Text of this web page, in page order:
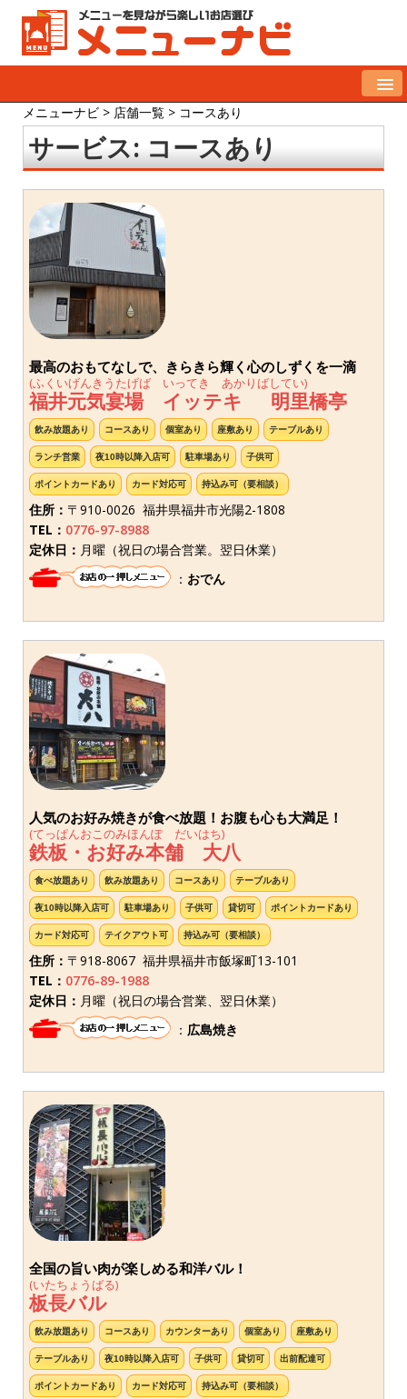
メニューナビ > 店舗一覧 > コースあり
サービス:コースあり
最高のおもてなしで、きらきら輝く心のしずくを一滴
(ふくいげんきうたげば いってき あかりばしてい)
福井元気宴場 イッテキ 明里橋亭
飲み放題あり コースあり 個室あり 座敷あり テーブルあり
ランチ営業 夜10時以降入店可 駐車場あり 子供可
ポイントカードあり カード対応可 持込み可（要相談）
住所： 〒910-0026 福井県福井市光陽2-1808
TEL： 0776-97-8988
定休日： 月曜（祝日の場合営業。翌日休業）
： おでん
人気のお好み焼きが食べ放題！お腹も心も大満足！
(てっぱんおこのみほんぽ だいはち)
鉄板・お好み本舗 大八
食べ放題あり 飲み放題あり コースあり テーブルあり
夜10時以降入店可 駐車場あり 子供可 貸切可 ポイントカードあり
カード対応可 テイクアウト可 持込み可（要相談）
住所： 〒918-8067 福井県福井市飯塚町13-101
TEL： 0776-89-1988
定休日： 月曜（祝日の場合営業、翌日休業）
： 広島焼き
全国の旨い肉が楽しめる和洋バル！
(いたちょうばる)
板長バル
飲み放題あり コースあり カウンターあり 個室あり 座敷あり
テーブルあり 夜10時以降入店可 子供可 貸切可 出前配達可
ポイントカードあり カード対応可 持込み可（要相談）